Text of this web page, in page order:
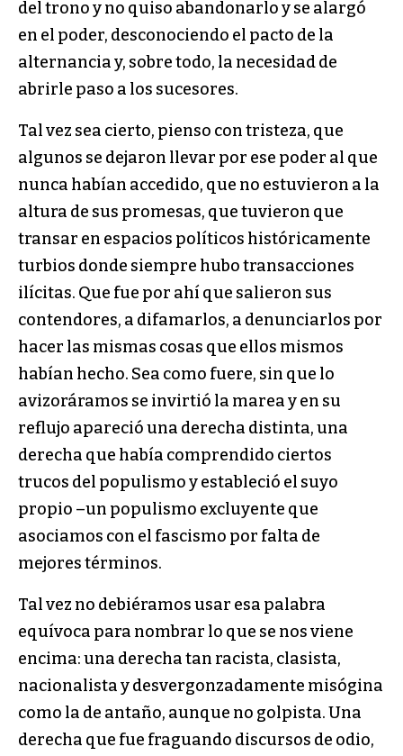
del trono y no quiso abandonarlo y se alargó
en el poder, desconociendo el pacto de la
alternancia y, sobre todo, la necesidad de
abrirle paso a los sucesores.
Tal vez sea cierto, pienso con tristeza, que
algunos se dejaron llevar por ese poder al que
nunca habían accedido, que no estuvieron a la
altura de sus promesas, que tuvieron que
transar en espacios políticos históricamente
turbios donde siempre hubo transacciones
ilícitas. Que fue por ahí que salieron sus
contendores, a difamarlos, a denunciarlos por
hacer las mismas cosas que ellos mismos
habían hecho. Sea como fuere, sin que lo
avizoráramos se invirtió la marea y en su
reflujo apareció una derecha distinta, una
derecha que había comprendido ciertos
trucos del populismo y estableció el suyo
propio –un populismo excluyente que
asociamos con el fascismo por falta de
mejores términos.
Tal vez no debiéramos usar esa palabra
equívoca para nombrar lo que se nos viene
encima: una derecha tan racista, clasista,
nacionalista y desvergonzadamente misógina
como la de antaño, aunque no golpista. Una
derecha que fue fraguando discursos de odio,